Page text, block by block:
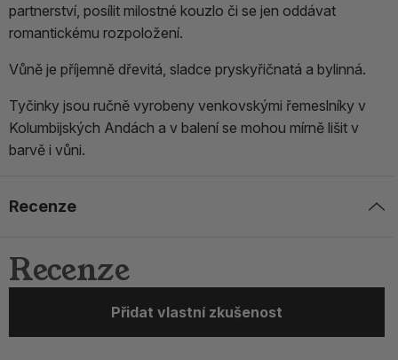
partnerství, posílit milostné kouzlo či se jen oddávat
romantickému rozpoložení.
Vůně je příjemně dřevitá, sladce pryskyřičnatá a bylinná.
Tyčinky jsou ručně vyrobeny venkovskými řemeslníky v
Kolumbijských Andách a v balení se mohou mírně lišit v
barvě i vůni.
Recenze
Recenze
Přidat vlastní zkušenost